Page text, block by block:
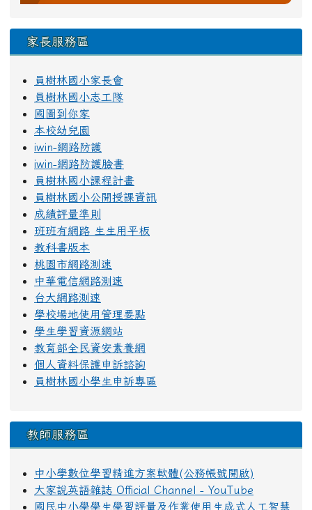
家長服務區
員樹林國小家長會
員樹林國小志工隊
國圖到你家
本校幼兒園
iwin-網路防護
iwin-網路防護臉書
員樹林國小課程計畫
員樹林國小公開授課資訊
成績評量準則
班班有網路 生生用平板
教科書版本
桃園市網路測速
中華電信網路測速
台大網路測速
學校場地使用管理要點
學生學習資源網站
教育部全民資安素養網
個人資料保護申訴諮詢
員樹林國小學生申訴專區
教師服務區
中小學數位學習精進方案軟體(公務帳號開啟)
大家說英語雜誌 Official Channel - YouTube
國民中小學學生學習評量及作業使用生成式人工智慧